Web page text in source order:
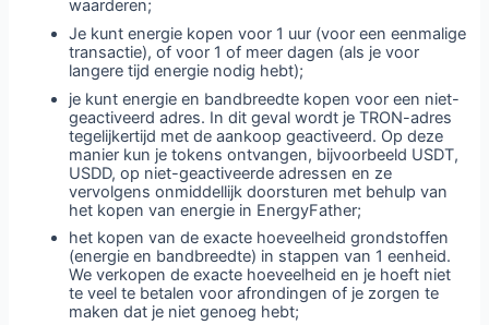
waarderen;
Je kunt energie kopen voor 1 uur (voor een eenmalige
transactie), of voor 1 of meer dagen (als je voor
langere tijd energie nodig hebt);
je kunt energie en bandbreedte kopen voor een niet-
geactiveerd adres. In dit geval wordt je TRON-adres
tegelijkertijd met de aankoop geactiveerd. Op deze
manier kun je tokens ontvangen, bijvoorbeeld USDT,
USDD, op niet-geactiveerde adressen en ze
vervolgens onmiddellijk doorsturen met behulp van
het kopen van energie in EnergyFather;
het kopen van de exacte hoeveelheid grondstoffen
(energie en bandbreedte) in stappen van 1 eenheid.
We verkopen de exacte hoeveelheid en je hoeft niet
te veel te betalen voor afrondingen of je zorgen te
maken dat je niet genoeg hebt;